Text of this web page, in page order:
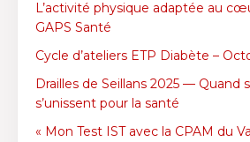
L’activité physique adaptée au
GAPS Santé
Cycle d’ateliers ETP Diabète –
Drailles de Seillans 2025 — Quand
s’unissent pour la santé
« Mon Test IST avec la CPAM du